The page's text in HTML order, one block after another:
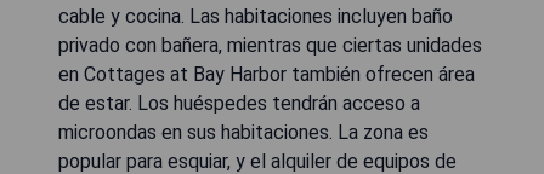
cable y cocina. Las habitaciones incluyen baño
privado con bañera, mientras que ciertas unidades
en Cottages at Bay Harbor también ofrecen área
de estar. Los huéspedes tendrán acceso a
microondas en sus habitaciones. La zona es
popular para esquiar, y el alquiler de equipos de